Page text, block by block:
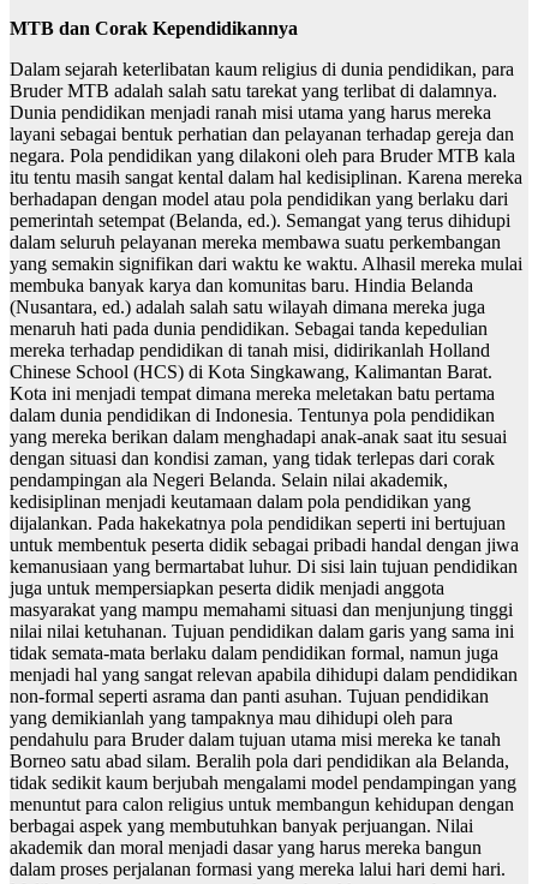
MTB dan Corak Kependidikannya
Dalam sejarah keterlibatan kaum religius di dunia pendidikan, para
Bruder MTB adalah salah satu tarekat yang terlibat di dalamnya.
Dunia pendidikan menjadi ranah misi utama yang harus mereka
layani sebagai bentuk perhatian dan pelayanan terhadap gereja dan
negara. Pola pendidikan yang dilakoni oleh para Bruder MTB kala
itu tentu masih sangat kental dalam hal kedisiplinan. Karena mereka
berhadapan dengan model atau pola pendidikan yang berlaku dari
pemerintah setempat (Belanda, ed.). Semangat yang terus dihidupi
dalam seluruh pelayanan mereka membawa suatu perkembangan
yang semakin signifikan dari waktu ke waktu. Alhasil mereka mulai
membuka banyak karya dan komunitas baru. Hindia Belanda
(Nusantara, ed.) adalah salah satu wilayah dimana mereka juga
menaruh hati pada dunia pendidikan. Sebagai tanda kepedulian
mereka terhadap pendidikan di tanah misi, didirikanlah Holland
Chinese School (HCS) di Kota Singkawang, Kalimantan Barat.
Kota ini menjadi tempat dimana mereka meletakan batu pertama
dalam dunia pendidikan di Indonesia. Tentunya pola pendidikan
yang mereka berikan dalam menghadapi anak-anak saat itu sesuai
dengan situasi dan kondisi zaman, yang tidak terlepas dari corak
pendampingan ala Negeri Belanda. Selain nilai akademik,
kedisiplinan menjadi keutamaan dalam pola pendidikan yang
dijalankan. Pada hakekatnya pola pendidikan seperti ini bertujuan
untuk membentuk peserta didik sebagai pribadi handal dengan jiwa
kemanusiaan yang bermartabat luhur. Di sisi lain tujuan pendidikan
juga untuk mempersiapkan peserta didik menjadi anggota
masyarakat yang mampu memahami situasi dan menjunjung tinggi
nilai nilai ketuhanan. Tujuan pendidikan dalam garis yang sama ini
tidak semata-mata berlaku dalam pendidikan formal, namun juga
menjadi hal yang sangat relevan apabila dihidupi dalam pendidikan
non-formal seperti asrama dan panti asuhan. Tujuan pendidikan
yang demikianlah yang tampaknya mau dihidupi oleh para
pendahulu para Bruder dalam tujuan utama misi mereka ke tanah
Borneo satu abad silam. Beralih pola dari pendidikan ala Belanda,
tidak sedikit kaum berjubah mengalami model pendampingan yang
menuntut para calon religius untuk membangun kehidupan dengan
berbagai aspek yang membutuhkan banyak perjuangan. Nilai
akademik dan moral menjadi dasar yang harus mereka bangun
dalam proses perjalanan formasi yang mereka lalui hari demi hari.